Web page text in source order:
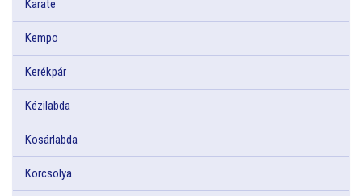
Karate
Kempo
Kerékpár
Kézilabda
Kosárlabda
Korcsolya